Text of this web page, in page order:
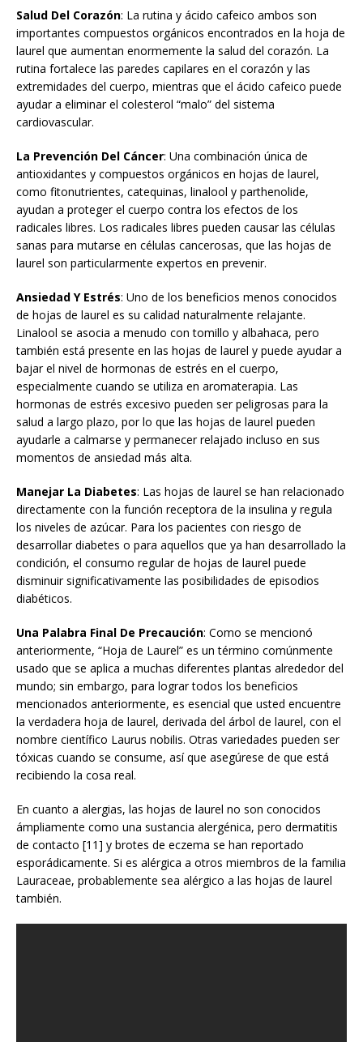
Salud Del Corazón: La rutina y ácido cafeico ambos son
importantes compuestos orgánicos encontrados en la hoja de
laurel que aumentan enormemente la salud del corazón. La
rutina fortalece las paredes capilares en el corazón y las
extremidades del cuerpo, mientras que el ácido cafeico puede
ayudar a eliminar el colesterol “malo” del sistema
cardiovascular.
La Prevención Del Cáncer: Una combinación única de
antioxidantes y compuestos orgánicos en hojas de laurel,
como fitonutrientes, catequinas, linalool y parthenolide,
ayudan a proteger el cuerpo contra los efectos de los
radicales libres. Los radicales libres pueden causar las células
sanas para mutarse en células cancerosas, que las hojas de
laurel son particularmente expertos en prevenir.
Ansiedad Y Estrés: Uno de los beneficios menos conocidos
de hojas de laurel es su calidad naturalmente relajante.
Linalool se asocia a menudo con tomillo y albahaca, pero
también está presente en las hojas de laurel y puede ayudar a
bajar el nivel de hormonas de estrés en el cuerpo,
especialmente cuando se utiliza en aromaterapia. Las
hormonas de estrés excesivo pueden ser peligrosas para la
salud a largo plazo, por lo que las hojas de laurel pueden
ayudarle a calmarse y permanecer relajado incluso en sus
momentos de ansiedad más alta.
Manejar La Diabetes: Las hojas de laurel se han relacionado
directamente con la función receptora de la insulina y regula
los niveles de azúcar. Para los pacientes con riesgo de
desarrollar diabetes o para aquellos que ya han desarrollado la
condición, el consumo regular de hojas de laurel puede
disminuir significativamente las posibilidades de episodios
diabéticos.
Una Palabra Final De Precaución: Como se mencionó
anteriormente, “Hoja de Laurel” es un término comúnmente
usado que se aplica a muchas diferentes plantas alrededor del
mundo; sin embargo, para lograr todos los beneficios
mencionados anteriormente, es esencial que usted encuentre
la verdadera hoja de laurel, derivada del árbol de laurel, con el
nombre científico Laurus nobilis. Otras variedades pueden ser
tóxicas cuando se consume, así que asegúrese de que está
recibiendo la cosa real.
En cuanto a alergias, las hojas de laurel no son conocidos
ámpliamente como una sustancia alergénica, pero dermatitis
de contacto [11] y brotes de eczema se han reportado
esporádicamente. Si es alérgica a otros miembros de la familia
Lauraceae, probablemente sea alérgico a las hojas de laurel
también.